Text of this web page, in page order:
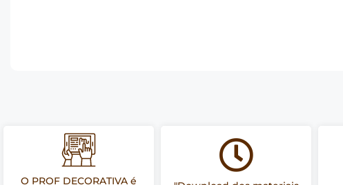
O PROF DECORATIVA é